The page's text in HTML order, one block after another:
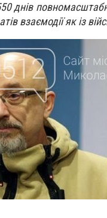
днів
взаємодії як із